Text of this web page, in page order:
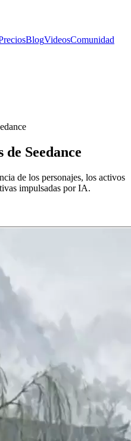
BlogVideosComunidad
Seedance
de los personajes, los activos
impulsadas por IA.